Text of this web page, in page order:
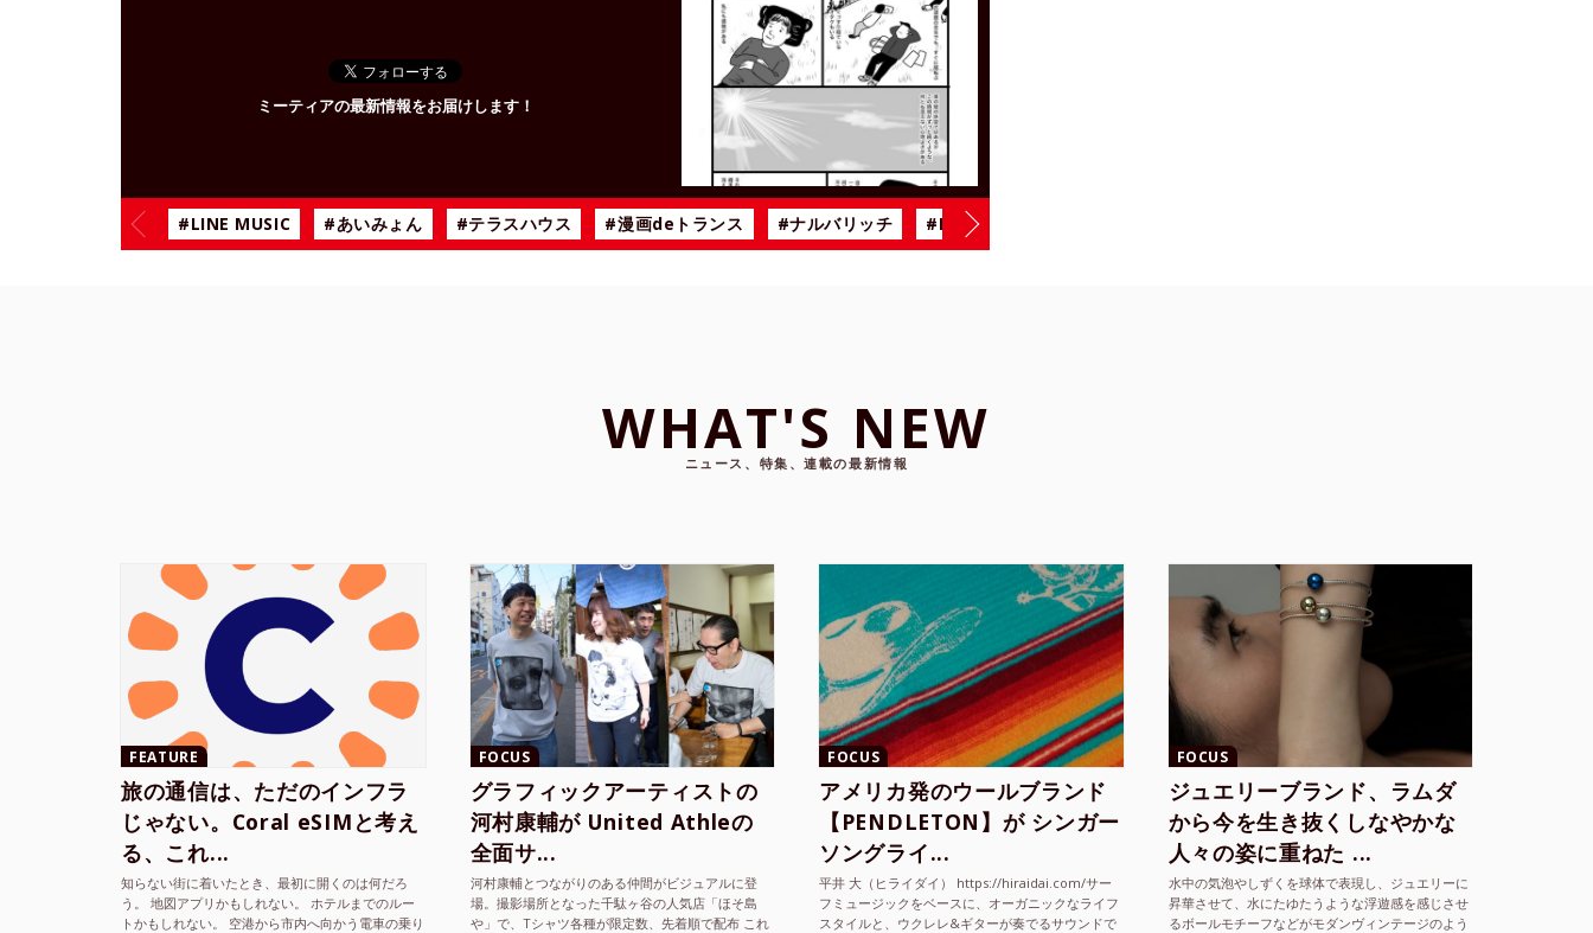
ミーティアの最新情報をお届けします！
#LINE MUSIC #あいみょん #テラスハウス #漫画deトランス #ナルバリッチ #BiSH
WHAT'S NEW
ニュース、特集、連載の最新情報
FEATURE
旅の通信は、ただのインフラ
じゃない。Coral eSIMと考え
る、これ...
知らない街に着いたとき、最初に開くのは何だろ
う。 地図アプリかもしれない。 ホテルまでのルー
トかもしれない。 空港から市内へ向かう電車の乗り
FOCUS
グラフィックアーティストの
河村康輔が United Athleの
全面サ...
河村康輔とつながりのある仲間がビジュアルに登
場。撮影場所となった千駄ヶ谷の人気店「ほそ島
や」で、Tシャツ各種が限定数、先着順で配布 これ
FOCUS
アメリカ発のウールブランド
【PENDLETON】が シンガー
ソングライ...
平井 大（ヒライダイ） https://hiraidai.com/サー
フミュージックをベースに、オーガニックなライフ
スタイルと、ウクレレ&ギターが奏でるサウンドで
FOCUS
ジュエリーブランド、ラムダ
から今を生き抜くしなやかな
人々の姿に重ねた ...
水中の気泡やしずくを球体で表現し、ジュエリーに
昇華させて、水にたゆたうような浮遊感を感じさせ
るボールモチーフなどがモダンヴィンテージのよう